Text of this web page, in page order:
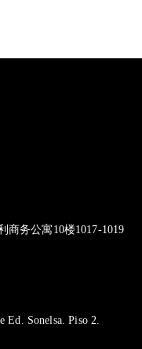
商务公寓10楼1017-1019
Ed. Sonelsa. Piso 2.